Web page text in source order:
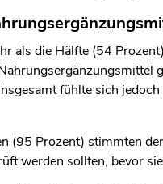
als die Hälfte (54
fühlte sich
(95 Prozent) stimmten
werden sollten, bevor